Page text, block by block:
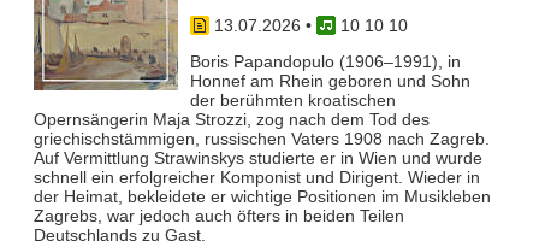
13.07.2026 •
10 10 10
Boris Papandopulo (1906–1991), in
Honnef am Rhein geboren und Sohn
der berühmten kroatischen
Opernsängerin Maja Strozzi, zog nach dem Tod des
griechischstämmigen, russischen Vaters 1908 nach Zagreb.
Auf Vermittlung Strawinskys studierte er in Wien und wurde
schnell ein erfolgreicher Komponist und Dirigent. Wieder in
der Heimat, bekleidete er wichtige Positionen im Musikleben
Zagrebs, war jedoch auch öfters in beiden Teilen
Deutschlands zu Gast.